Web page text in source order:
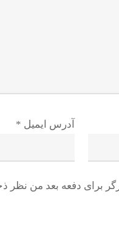
آدرس ایمیل *
برای دفعه بعد من نظر